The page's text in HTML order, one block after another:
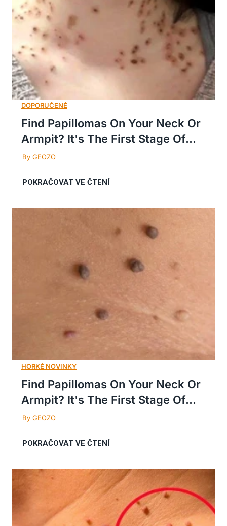
Find Papillomas On Your Neck Or
Armpit? It's The First Stage Of...
Find Papillomas On Your Neck Or
Armpit? It's The First Stage Of...